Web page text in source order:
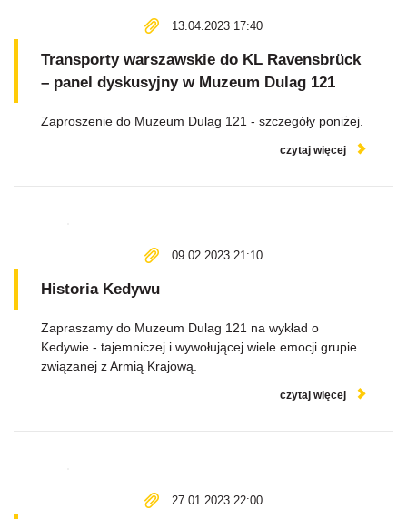
13.04.2023 17:40
Transporty warszawskie do KL Ravensbrück
– panel dyskusyjny w Muzeum Dulag 121
Zaproszenie do Muzeum Dulag 121 - szczegóły poniżej.
czytaj więcej
09.02.2023 21:10
Historia Kedywu
Zapraszamy do Muzeum Dulag 121 na wykład o
Kedywie - tajemniczej i wywołującej wiele emocji grupie
związanej z Armią Krajową.
czytaj więcej
27.01.2023 22:00